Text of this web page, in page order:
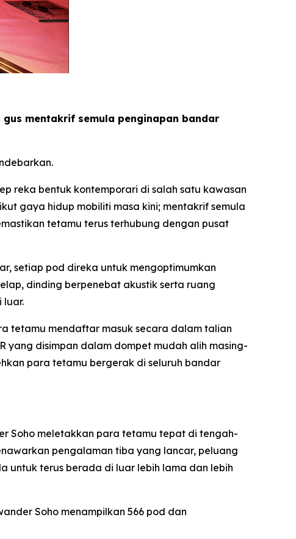
mentakrif semula penginapan bandar
reka bentuk kontemporari di salah satu kawasan
gaya hidup mobiliti masa kini; mentakrif semula
tetamu terus terhubung dengan pusat
setiap pod direka untuk mengoptimumkan
dinding berpenebat akustik serta ruang
luar.
tetamu mendaftar masuk secara dalam talian
yang disimpan dalam dompet mudah alih masing-
para tetamu bergerak di seluruh bandar
Soho meletakkan para tetamu tepat di tengah-
pengalaman tiba yang lancar, peluang
untuk terus berada di luar lebih lama dan lebih
Soho menampilkan 566 pod dan